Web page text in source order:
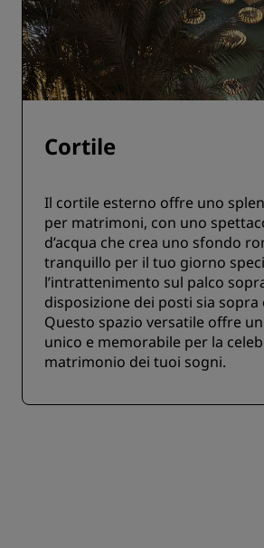
Cortile
Il cortile esterno offre uno
per matrimoni, con uno
d’acqua che crea uno sfondo
tranquillo per il tuo giorno
l’intrattenimento sul palco
disposizione dei posti sia
Questo spazio versatile offre
unico e memorabile per la
matrimonio dei tuoi sogni.